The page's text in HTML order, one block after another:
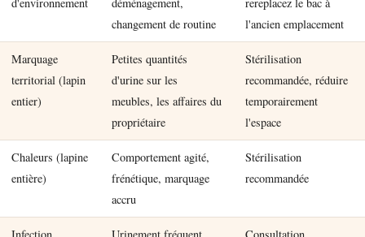
changement de routine
l'ancien emplacement
Marquage
territorial (lapin
entier)
Petites quantités
d'urine sur les
meubles, les affaires du
propriétaire
Stérilisation
recommandée, réduire
temporairement
l'espace
Chaleurs (lapine
entière)
Comportement agité,
frénétique, marquage
accru
Stérilisation
recommandée